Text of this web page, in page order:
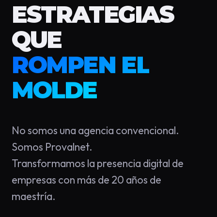
ESTRATEGIAS
QUE
ROMPEN EL
MOLDE
No somos una agencia convencional.
Somos Provalnet.
Transformamos la presencia digital de
empresas con más de 20 años de
maestría.